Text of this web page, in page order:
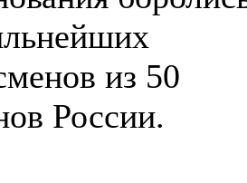
из 50
России.